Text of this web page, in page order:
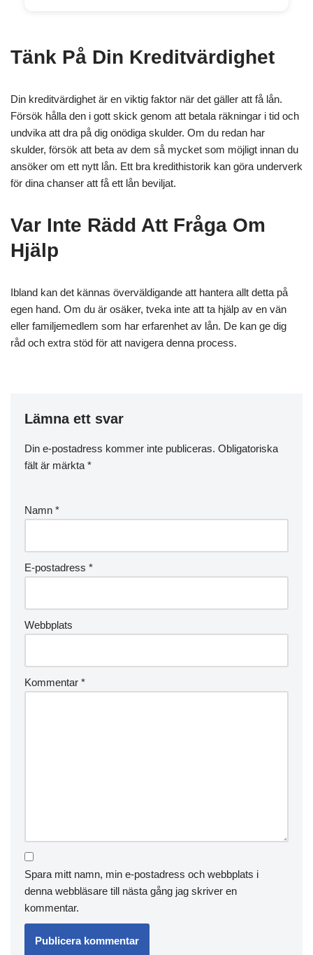
Tänk På Din Kreditvärdighet
Din kreditvärdighet är en viktig faktor när det gäller att få lån.
Försök hålla den i gott skick genom att betala räkningar i tid och
undvika att dra på dig onödiga skulder. Om du redan har
skulder, försök att beta av dem så mycket som möjligt innan du
ansöker om ett nytt lån. Ett bra kredithistorik kan göra underverk
för dina chanser att få ett lån beviljat.
Var Inte Rädd Att Fråga Om
Hjälp
Ibland kan det kännas överväldigande att hantera allt detta på
egen hand. Om du är osäker, tveka inte att ta hjälp av en vän
eller familjemedlem som har erfarenhet av lån. De kan ge dig
råd och extra stöd för att navigera denna process.
Lämna ett svar
Din e-postadress kommer inte publiceras. Obligatoriska
fält är märkta *
Namn *
E-postadress *
Webbplats
Kommentar *
Spara mitt namn, min e-postadress och webbplats i
denna webbläsare till nästa gång jag skriver en
kommentar.